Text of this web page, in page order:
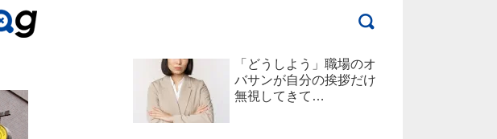
「どうしよう」職場のオ
バサンが自分の挨拶だけ
無視してきて…